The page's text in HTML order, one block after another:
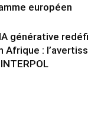
européen
générative
Afrique :